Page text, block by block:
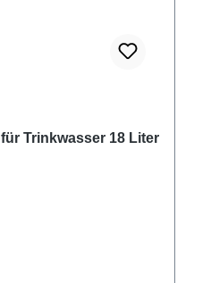
Trinkwasser 18 Liter